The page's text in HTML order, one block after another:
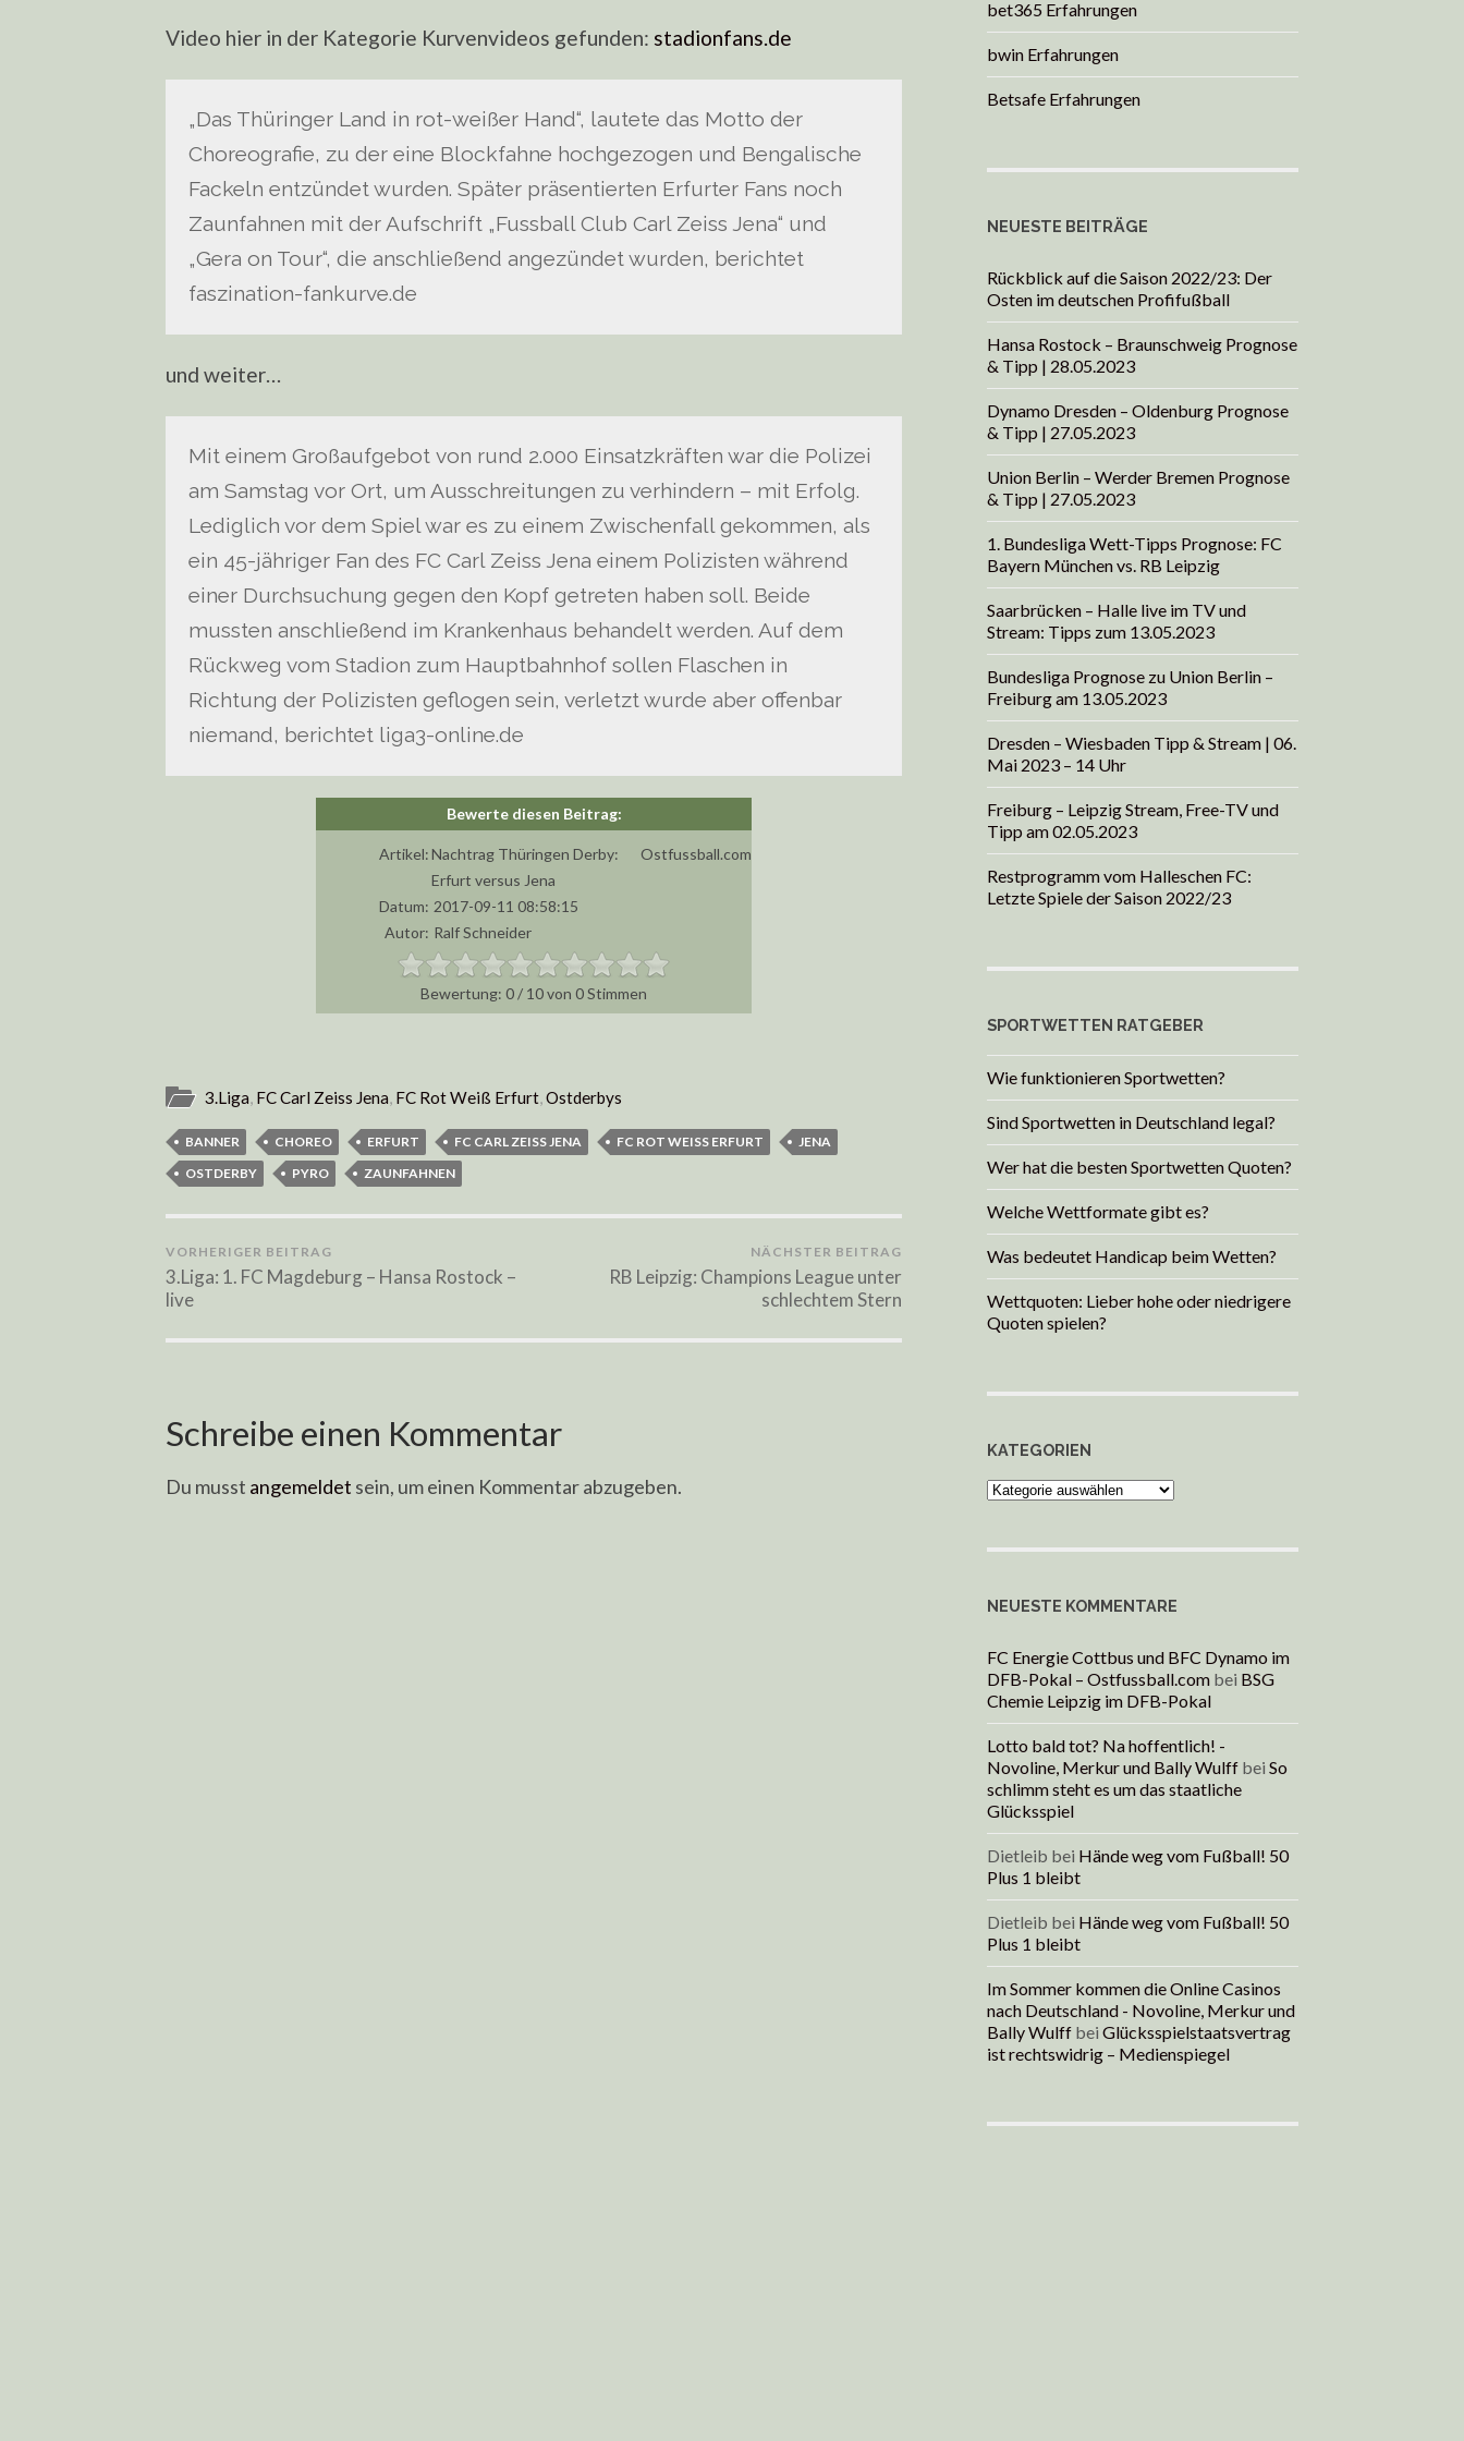
Video hier in der Kategorie Kurvenvideos gefunden: stadionfans.de
„Das Thüringer Land in rot-weißer Hand“, lautete das Motto der
Choreografie, zu der eine Blockfahne hochgezogen und Bengalische
Fackeln entzündet wurden. Später präsentierten Erfurter Fans noch
Zaunfahnen mit der Aufschrift „Fussball Club Carl Zeiss Jena“ und
„Gera on Tour“, die anschließend angezündet wurden, berichtet
faszination-fankurve.de
und weiter…
Mit einem Großaufgebot von rund 2.000 Einsatzkräften war die Polizei
am Samstag vor Ort, um Ausschreitungen zu verhindern – mit Erfolg.
Lediglich vor dem Spiel war es zu einem Zwischenfall gekommen, als
ein 45-jähriger Fan des FC Carl Zeiss Jena einem Polizisten während
einer Durchsuchung gegen den Kopf getreten haben soll. Beide
mussten anschließend im Krankenhaus behandelt werden. Auf dem
Rückweg vom Stadion zum Hauptbahnhof sollen Flaschen in
Richtung der Polizisten geflogen sein, verletzt wurde aber offenbar
niemand, berichtet liga3-online.de
Artikel:Nachtrag Thüringen Derby:
Erfurt versus Jena
Ostfussball.com
Datum: 2017-09-11 08:58:15
Autor: Ralf Schneider
0/ 10von 0Stimmen
3.Liga, FC Carl Zeiss Jena, FC Rot Weiß Erfurt,Ostderbys
BANNER CHOREO ERFURT FC CARL ZEISS JENA FC ROT WEISS ERFURT
JENA
OSTDERBY
PYRO ZAUNFAHNEN
VORHERIGER BEITRAG
3.Liga: 1. FC Magdeburg – Hansa Rostock –
live
NÄCHSTER BEITRAG
RB Leipzig: Champions League unter
schlechtem Stern
Schreibe einen Kommentar
Du musst angemeldet sein, um einen Kommentar abzugeben.
bet365 Erfahrungen
bwin Erfahrungen
Betsafe Erfahrungen
NEUESTE BEITRÄGE
Rückblick auf die Saison 2022/23: Der
Osten im deutschen Profifußball
Hansa Rostock – Braunschweig Prognose
& Tipp | 28.05.2023
Dynamo Dresden – Oldenburg Prognose
& Tipp | 27.05.2023
Union Berlin – Werder Bremen Prognose
& Tipp | 27.05.2023
1. Bundesliga Wett-Tipps Prognose: FC
Bayern München vs. RB Leipzig
Saarbrücken – Halle live im TV und
Stream: Tipps zum 13.05.2023
Bundesliga Prognose zu Union Berlin –
Freiburg am 13.05.2023
Dresden – Wiesbaden Tipp & Stream | 06.
Mai 2023 – 14 Uhr
Freiburg – Leipzig Stream, Free-TV und
Tipp am 02.05.2023
Restprogramm vom Halleschen FC:
Letzte Spiele der Saison 2022/23
SPORTWETTEN RATGEBER
Wie funktionieren Sportwetten?
Sind Sportwetten in Deutschland legal?
Wer hat die besten Sportwetten Quoten?
Welche Wettformate gibt es?
Was bedeutet Handicap beim Wetten?
Wettquoten: Lieber hohe oder niedrigere
Quoten spielen?
KATEGORIEN
Kategorien
NEUESTE KOMMENTARE
FC Energie Cottbus und BFC Dynamo im
DFB-Pokal – Ostfussball.com bei BSG
Chemie Leipzig im DFB-Pokal
Lotto bald tot? Na hoffentlich! -
Novoline, Merkur und Bally Wulff bei So
schlimm steht es um das staatliche
Glücksspiel
Dietleib bei Hände weg vom Fußball! 50
Plus 1 bleibt
Dietleib bei Hände weg vom Fußball! 50
Plus 1 bleibt
Im Sommer kommen die Online Casinos
nach Deutschland - Novoline, Merkur und
Bally Wulff bei Glücksspielstaatsvertrag
ist rechtswidrig – Medienspiegel